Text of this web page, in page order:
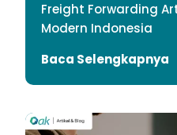
Freight Forwarding
Modern Indonesia
Baca Selengkapnya